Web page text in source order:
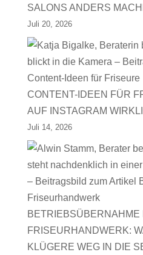
SALONS ANDERS
Juli 20, 2026
CONTENT-IDEEN FÜR
AUF INSTAGRAM
Juli 14, 2026
BETRIEBSÜBERNAHME
FRISEURHANDWERK:
KLÜGERE WEG IN DIE